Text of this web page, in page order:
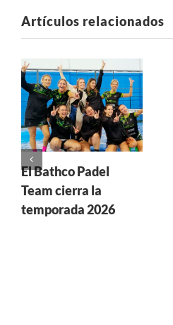
Artículos relacionados
El Bathco Padel
Team cierra la
temporada 2026